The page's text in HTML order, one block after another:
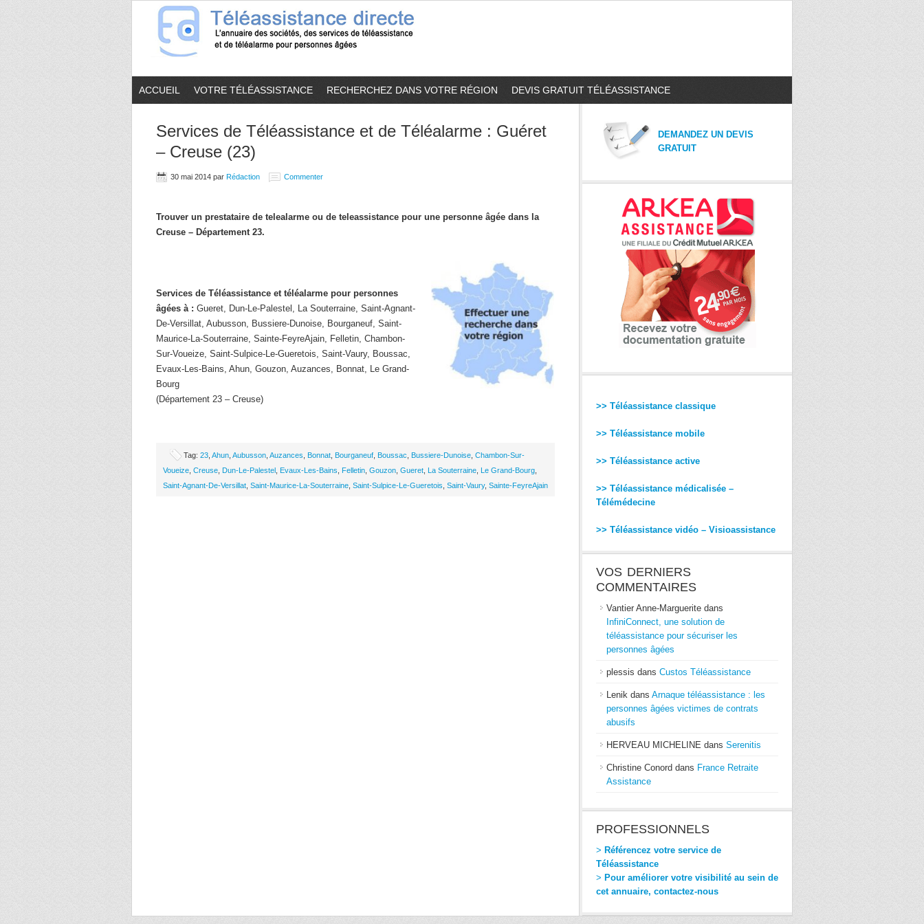
ACCUEIL VOTRE TÉLÉASSISTANCE RECHERCHEZ DANS VOTRE RÉGION DEVIS GRATUIT TÉLÉASSISTANCE
Services de Téléassistance et de Téléalarme : Guéret
– Creuse (23)
30 mai 2014 par Rédaction Commenter
Trouver un prestataire de telealarme ou de teleassistance pour une personne âgée dans la
Creuse – Département 23.
Services de Téléassistance et téléalarme pour personnes
âgées à : Gueret, Dun-Le-Palestel, La Souterraine, Saint-Agnant-
De-Versillat, Aubusson, Bussiere-Dunoise, Bourganeuf, Saint-
Maurice-La-Souterraine, Sainte-FeyreAjain, Felletin, Chambon-
Sur-Voueize, Saint-Sulpice-Le-Gueretois, Saint-Vaury, Boussac,
Evaux-Les-Bains, Ahun, Gouzon, Auzances, Bonnat, Le Grand-
Bourg
(Département 23 – Creuse)
Tag: 23 Ahun Aubusson Auzances Bonnat Bourganeuf Boussac Bussiere-Dunoise Chambon-Sur-
Voueize Creuse Dun-Le-Palestel Evaux-Les-Bains Felletin Gouzon Gueret La Souterraine Le Grand-Bourg
Saint-Agnant-De-Versillat Saint-Maurice-La-Souterraine Saint-Sulpice-Le-Gueretois Saint-Vaury, Sainte-FeyreAjain
DEMANDEZ UN DEVIS
GRATUIT
>> Téléassistance classique
>> Téléassistance mobile
>> Téléassistance active
>> Téléassistance médicalisée –
Télémédecine
>> Téléassistance vidéo – Visioassistance
VOS DERNIERS
COMMENTAIRES
Vantier Anne-Marguerite dans
InfiniConnect, une solution de
téléassistance pour sécuriser les
personnes âgées
plessis dans Custos Téléassistance
Lenik dans Arnaque téléassistance : les
personnes âgées victimes de contrats
abusifs
HERVEAU MICHELINE dans Serenitis
Christine Conord dans France Retraite
Assistance
PROFESSIONNELS
> Référencez votre service de
Téléassistance
> Pour améliorer votre visibilité au sein de
cet annuaire, contactez-nous